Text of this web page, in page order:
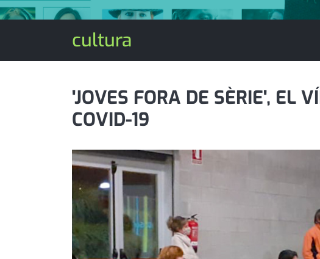
medi ambient
opinió
promo serveis
reportatge
serveis
successos
urbanisme
cultura
'JOVES FORA DE SÈRIE', EL
COVID-19